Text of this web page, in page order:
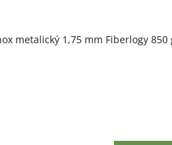
metalický 1,75 mm Fiberlogy 850